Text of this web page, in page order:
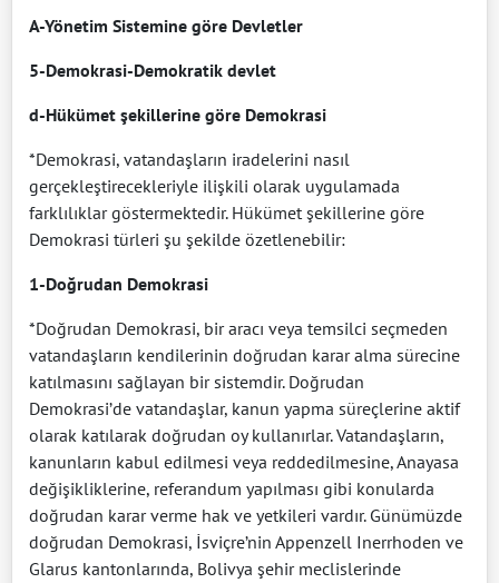
A-Yönetim Sistemine göre Devletler
5-Demokrasi-Demokratik devlet
d-Hükümet şekillerine göre Demokrasi
*Demokrasi, vatandaşların iradelerini nasıl
gerçekleştirecekleriyle ilişkili olarak uygulamada
farklılıklar göstermektedir. Hükümet şekillerine göre
Demokrasi türleri şu şekilde özetlenebilir:
1-Doğrudan Demokrasi
*Doğrudan Demokrasi, bir aracı veya temsilci seçmeden
vatandaşların kendilerinin doğrudan karar alma sürecine
katılmasını sağlayan bir sistemdir. Doğrudan
Demokrasi’de vatandaşlar, kanun yapma süreçlerine aktif
olarak katılarak doğrudan oy kullanırlar. Vatandaşların,
kanunların kabul edilmesi veya reddedilmesine, Anayasa
değişikliklerine, referandum yapılması gibi konularda
doğrudan karar verme hak ve yetkileri vardır. Günümüzde
doğrudan Demokrasi, İsviçre’nin Appenzell Inerrhoden ve
Glarus kantonlarında, Bolivya şehir meclislerinde